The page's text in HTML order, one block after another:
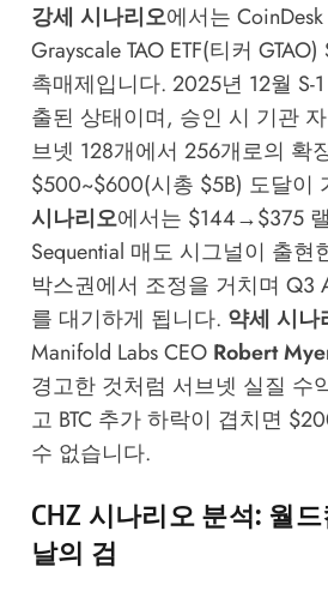
강세 시나리오에서는 CoinDesk
Grayscale TAO ETF(티커
촉매제입니다. 2025년 12월 S-
출된 상태이며, 승인 시 기관
브넷 128개에서 256개로의 확
$500~$600(시총 $5B) 도달이
시나리오에서는 $144→$375
Sequential 매도 시그널이 출
박스권에서 조정을 거치며 Q3
를 대기하게 됩니다. 약세 시나
Manifold Labs CEO Robert
경고한 것처럼 서브넷 실질 수
고 BTC 추가 하락이 겹치면
수 없습니다.
CHZ 시나리오 분석: 월
날의 검